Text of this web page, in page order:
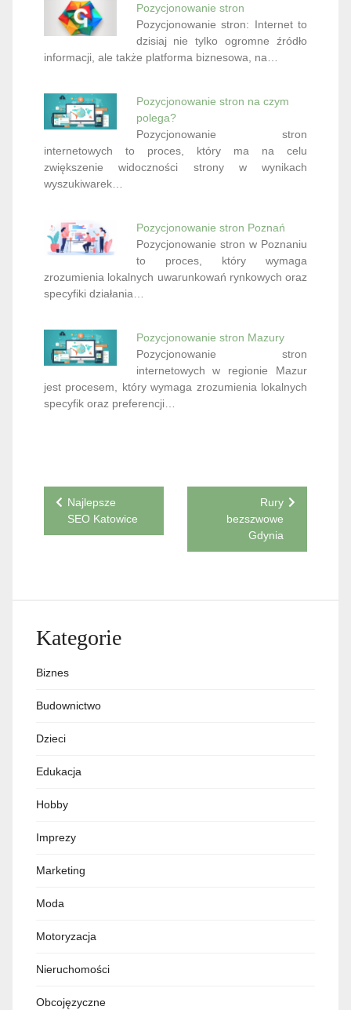
Pozycjonowanie stron
Pozycjonowanie stron: Internet to
dzisiaj nie tylko ogromne źródło
informacji, ale także platforma biznesowa, na…
Pozycjonowanie stron na czym
polega?
Pozycjonowanie stron
internetowych to proces, który ma na celu
zwiększenie widoczności strony w wynikach
wyszukiwarek…
Pozycjonowanie stron Poznań
Pozycjonowanie stron w Poznaniu
to proces, który wymaga
zrozumienia lokalnych uwarunkowań rynkowych oraz
specyfiki działania…
Pozycjonowanie stron Mazury
Pozycjonowanie stron
internetowych w regionie Mazur
jest procesem, który wymaga zrozumienia lokalnych
specyfik oraz preferencji…
Nawigacja
wpisu
Najlepsze
SEO Katowice
Rury
bezszwowe
Gdynia
Kategorie
Biznes
Budownictwo
Dzieci
Edukacja
Hobby
Imprezy
Marketing
Moda
Motoryzacja
Nieruchomości
Obcojęzyczne